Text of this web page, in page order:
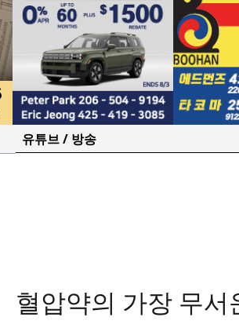
유튜브 / 방송
혈압약의 가장 무서